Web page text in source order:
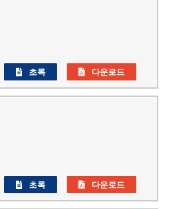
초록 다운로드
초록 다운로드